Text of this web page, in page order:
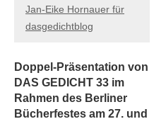
Jan-Eike Hornauer für
dasgedichtblog
Doppel-Präsentation von
DAS GEDICHT 33 im
Rahmen des Berliner
Bücherfestes am 27. und